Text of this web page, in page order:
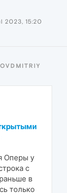
2023, 15:20
Оперы у
с
в
только